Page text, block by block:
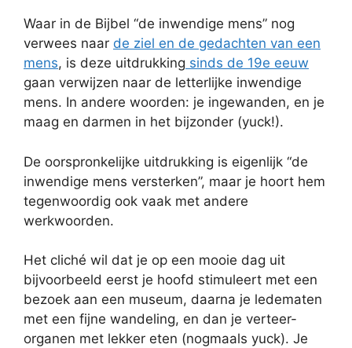
Waar in de Bijbel “de inwendige mens” nog
verwees naar de ziel en de gedachten van een
mens, is deze uitdrukking sinds de 19e eeuw
gaan verwijzen naar de letterlijke inwendige
mens. In andere woorden: je ingewanden, en je
maag en darmen in het bijzonder (yuck!).
De oorspronkelijke uitdrukking is eigenlijk “de
inwendige mens versterken”, maar je hoort hem
tegenwoordig ook vaak met andere
werkwoorden.
Het cliché wil dat je op een mooie dag uit
bijvoorbeeld eerst je hoofd stimuleert met een
bezoek aan een museum, daarna je ledematen
met een fijne wandeling, en dan je verteer-
organen met lekker eten (nogmaals yuck). Je